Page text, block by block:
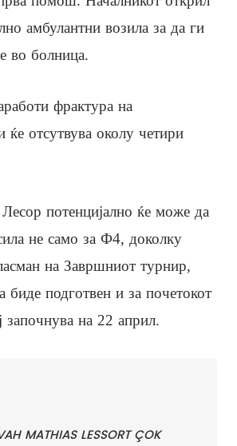
амбулантни возила за да ги
во болница.
фрактура на
ќе отсутвува околу четири
потенцијално ќе може да
не само за Ф4, доколку
на Завршниот турнир,
биде подготвен и за почетокот
започнува на 22 април.
MATHIAS LESSORT ÇOK